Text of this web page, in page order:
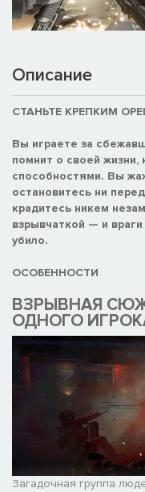
Описание
СТАНЬТЕ КРЕПКИМ
Вы играете за
помнит о своей
способностями. Вы
остановитесь ни
крадитесь никем
взрывчаткой — и
убило.
ОСОБЕННОСТИ
ВЗРЫВНАЯ
ОДНОГО
Загадочная группа